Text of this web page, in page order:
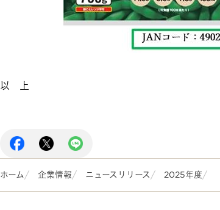
以 上
ホーム 企業情報 ニュースリリース 2025年度